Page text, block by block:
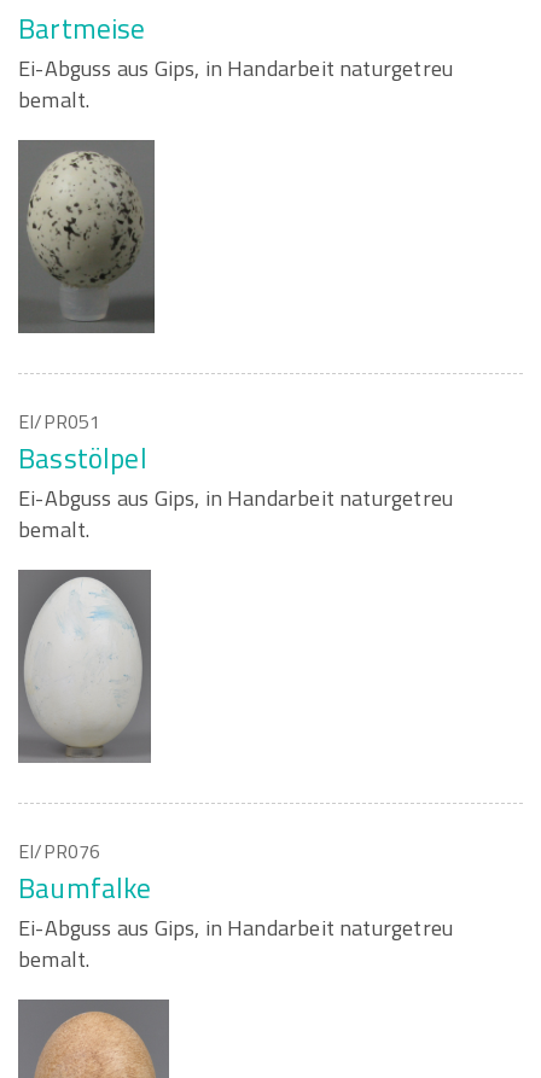
Bartmeise
Ei-Abguss aus Gips, in Handarbeit naturgetreu
bemalt.
EI/PR051
Basstölpel
Ei-Abguss aus Gips, in Handarbeit naturgetreu
bemalt.
EI/PR076
Baumfalke
Ei-Abguss aus Gips, in Handarbeit naturgetreu
bemalt.